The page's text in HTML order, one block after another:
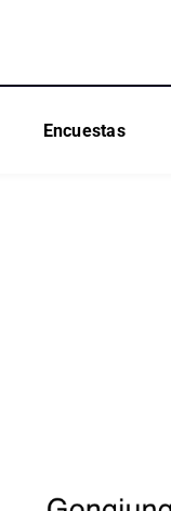
Encuestas